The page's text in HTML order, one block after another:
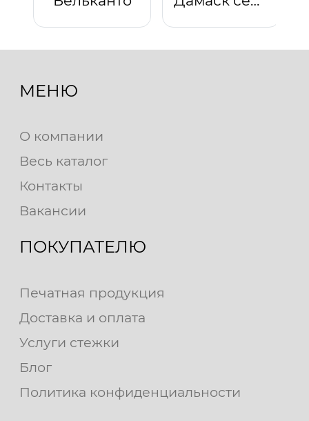
МЕНЮ
О компании
Весь каталог
Контакты
Вакансии
ПОКУПАТЕЛЮ
Печатная продукция
Доставка и оплата
Услуги стежки
Блог
Политика конфиденциальности